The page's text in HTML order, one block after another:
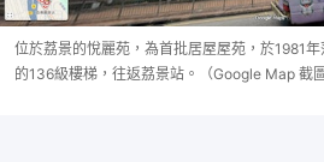
位於荔景的悅麗苑，為首批居屋屋苑，於1981
的136級樓梯，往返荔景站。（Google Map 截圖